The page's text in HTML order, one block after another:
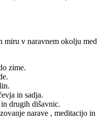
miru v naravnem okolju med
zime.
in sadja.
drugih dišavnic.
narave , meditacijo in